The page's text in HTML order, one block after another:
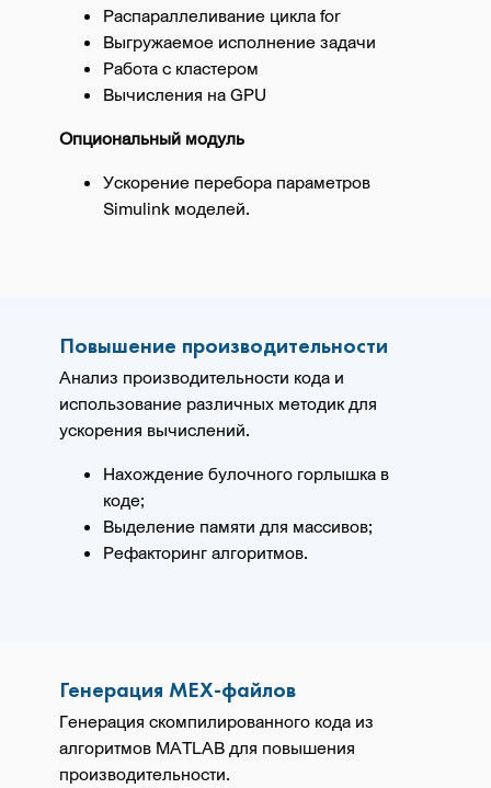
Распараллеливание цикла for
Выгружаемое исполнение задачи
Работа с кластером
Вычисления на GPU
Опциональный модуль
Ускорение перебора параметров
Simulink моделей.
Повышение производительности
Анализ производительности кода и
использование различных методик для
ускорения вычислений.
Нахождение булочного горлышка в
коде;
Выделение памяти для массивов;
Рефакторинг алгоритмов.
Генерация MEX-файлов
Генерация скомпилированного кода из
алгоритмов MATLAB для повышения
производительности.